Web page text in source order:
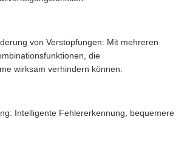
von Verstopfungen: Mit mehreren
die
wirksam verhindern können.
Intelligente Fehlererkennung, bequemere